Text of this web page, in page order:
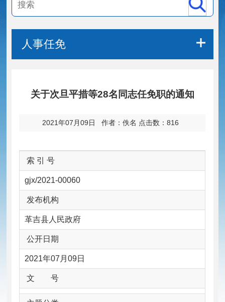
人事任免
关于次旦平措等28名同志任免职的通知
2021年07月09日 作者：佚名 点击数： 816
索 引 号
gjx/2021-00060
发布机构
革吉县人民政府
公开日期
2021年07月09日
文 号